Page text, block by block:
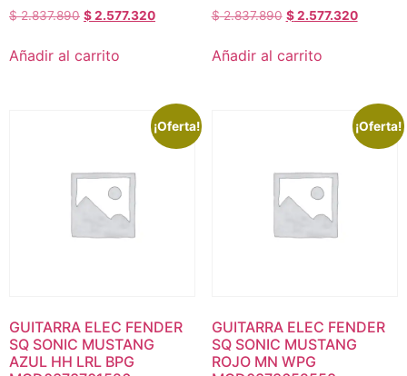
$2.837.890 $2.577.320
Añadir al carrito
$2.837.890 $2.577.320
Añadir al carrito
¡Oferta!
GUITARRA ELEC FENDER
SQ SONIC MUSTANG
AZUL HH LRL BPG
¡Oferta!
GUITARRA ELEC FENDER
SQ SONIC MUSTANG
ROJO MN WPG